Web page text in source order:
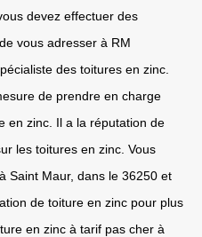
devez effectuer des
vous adresser à RM
des toitures en zinc.
de prendre en charge
en zinc. Il a la réputation de
les toitures en zinc. Vous
Saint Maur, dans le 36250 et
de toiture en zinc pour plus
en zinc à tarif pas cher à